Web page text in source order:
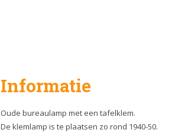
Informatie
Oude bureaulamp met een tafelklem.
De klemlamp is te plaatsen zo rond 1940-50.